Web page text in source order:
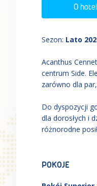
O
Sezon: Lato
Acanthus
centrum Side.
zarówno dla
Do dyspozycji
dla dorosłych i
różnorodne
POKOJE